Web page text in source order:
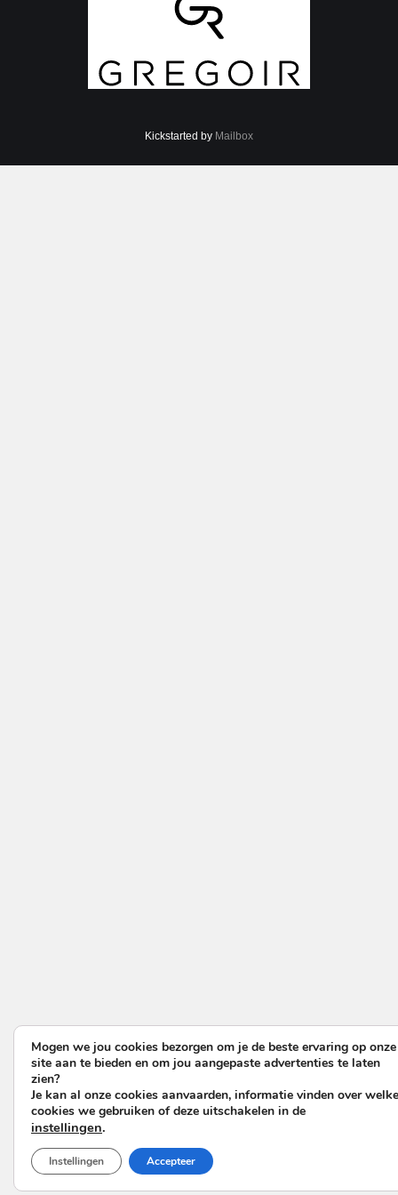
Kickstarted by Mailbox
Mogen we jou cookies bezorgen om je de beste ervaring op onze
site aan te bieden en om jou aangepaste advertenties te laten
zien?
Je kan al onze cookies aanvaarden, informatie vinden over welke
cookies we gebruiken of deze uitschakelen in de
instellingen.
Accepteer
Instellingen